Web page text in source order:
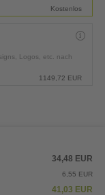
Kostenlos
Logos, etc. nach
1149,72 EUR
34,48 EUR
6,55 EUR
41,03 EUR